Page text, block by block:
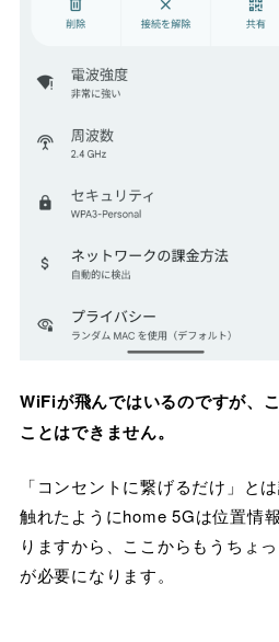
WiFiが飛んではいるのですが、
ことはできません。
「コンセントに繋げるだけ」と
触れたようにhome 5Gは位置情
りますから、ここからもうちょ
が必要になります。